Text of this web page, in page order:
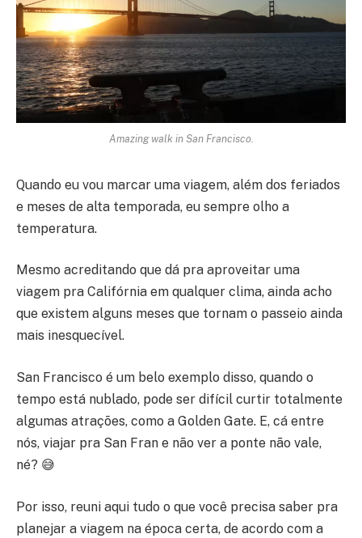
Amazing walk in San Francisco.
Quando eu vou marcar uma viagem, além dos feriados
e meses de alta temporada, eu sempre olho a
temperatura.
Mesmo acreditando que dá pra aproveitar uma
viagem pra Califórnia em qualquer clima, ainda acho
que existem alguns meses que tornam o passeio ainda
mais inesquecível.
San Francisco é um belo exemplo disso, quando o
tempo está nublado, pode ser difícil curtir totalmente
algumas atrações, como a Golden Gate. E, cá entre
nós, viajar pra San Fran e não ver a ponte não vale,
né? 😅
Por isso, reuni aqui tudo o que você precisa saber pra
planejar a viagem na época certa, de acordo com a